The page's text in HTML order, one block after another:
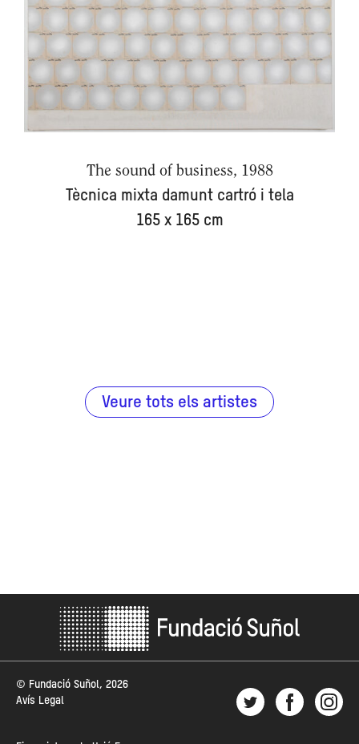
The sound of business, 1988
Tècnica mixta damunt cartró i tela
165 x 165 cm
Veure tots els artistes
© Fundació Suñol, 2026
Avís Legal